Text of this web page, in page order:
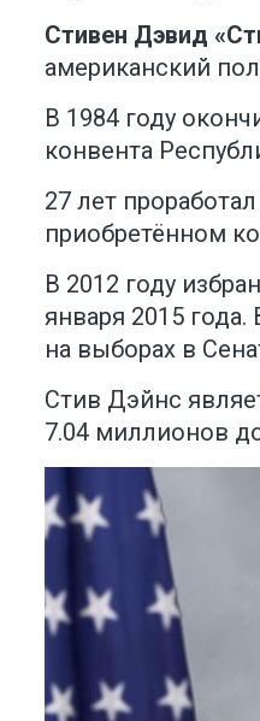
Стивен Дэвид
американский
В 1984 году
конвента
27 лет
приобретённом
В 2012 году
января 2015
на выборах в
Стив Дэйнс
7.04 миллионов